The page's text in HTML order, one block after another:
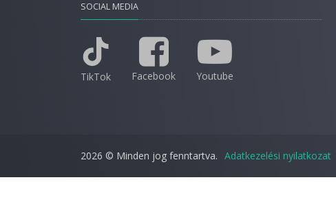
SOCIAL MEDIA
TikTok Facebook Youtube
2026 © Minden jog fenntartva. Adatkezelési nyilatkozat